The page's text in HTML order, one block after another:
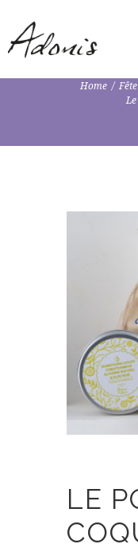
Home
LE